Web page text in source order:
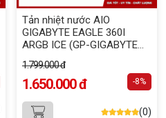
Tản nhiệt nước AIO
GIGABYTE EAGLE 360I
ARGB ICE (GP-GIGABYTE
1.799.000 đ
1.650.000 đ -8%
(0)